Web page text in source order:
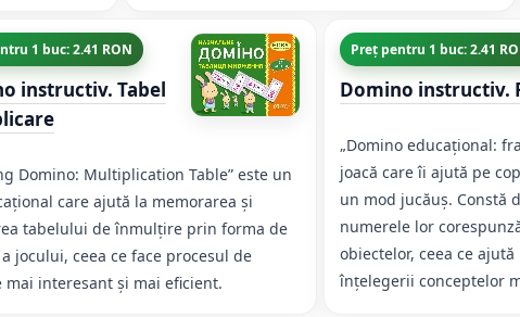
1 buc: 2.41 RON
instructiv. Tabel
Domino: Multiplication Table” este un
care ajută la memorarea și
tabelului de înmulțire prin forma de
jocului, ceea ce face procesul de
mai interesant și mai eficient.
Preț pentru 1 buc: 2.41
Domino instructiv.
„Domino educațional:
joacă care îi ajută pe
un mod jucăuș. Constă
numerele lor
obiectelor, ceea ce
înțelegerii conceptelor